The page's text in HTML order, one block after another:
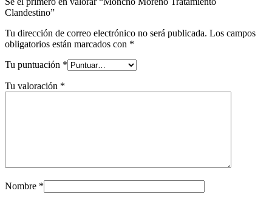
Clandestino”
Tu dirección de correo electrónico no será publicada. Los campos
obligatorios están marcados con *
Tu puntuación *
Tu valoración *
Nombre *